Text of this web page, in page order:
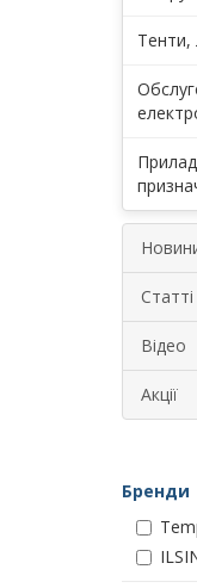
Тенти,
Статті
Відео
Акції
Бренди